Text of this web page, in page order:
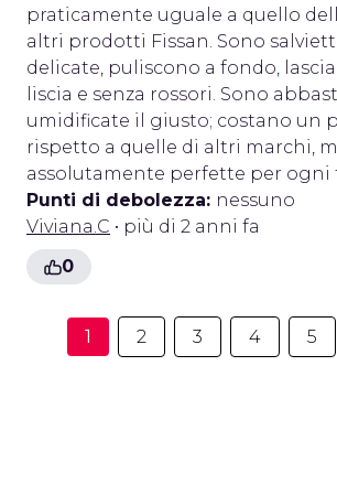
praticamente uguale a quello
altri prodotti Fissan. Sono
delicate, puliscono a fondo,
liscia e senza rossori. Sono
umidificate il giusto; costano un
rispetto a quelle di altri marchi,
assolutamente perfette per ogni
Punti di debolezza: nessuno
Viviana.C • più di 2 anni fa
0
1 2 3 4 5